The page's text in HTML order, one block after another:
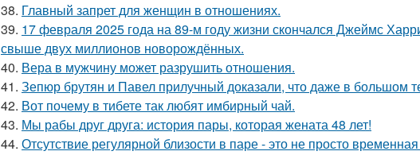
38. Главный запрет для женщин в отношениях.
39. 17 февраля 2025 года на 89-м году жизни скончался Джеймс
свыше двух миллионов новорождённых.
40. Вера в мужчину может разрушить отношения.
41. Зепюр брутян и Павел прилучный доказали, что даже в большом
42. Вот почему в тибете так любят имбирный чай.
43. Мы рабы друг друга: история пары, которая жената 48 лет!
44. Отсутствие регулярной близости в паре - это не просто